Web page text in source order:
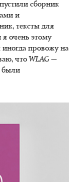
сборник
и
тексты для
очень этому
провожу на
что WLAG —
были